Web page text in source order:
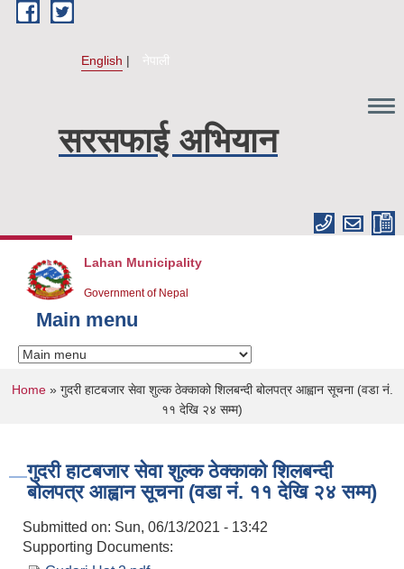
Skip to main content
English नेपाली
सरसफाई अभियान
Lahan Municipality
Government of Nepal
Main menu
You are here
Home» गुदरी हाटबजार सेवा शुल्क ठेक्काको शिलबन्दी बोलपत्र आह्वान सूचना (वडा नं.
११ देखि २४ सम्म)
गुदरी हाटबजार सेवा शुल्क ठेक्काको शिलबन्दी
बोलपत्र आह्वान सूचना (वडा नं. ११ देखि २४ सम्म)
Submitted on: Sun, 06/13/2021 - 13:42
Supporting Documents: